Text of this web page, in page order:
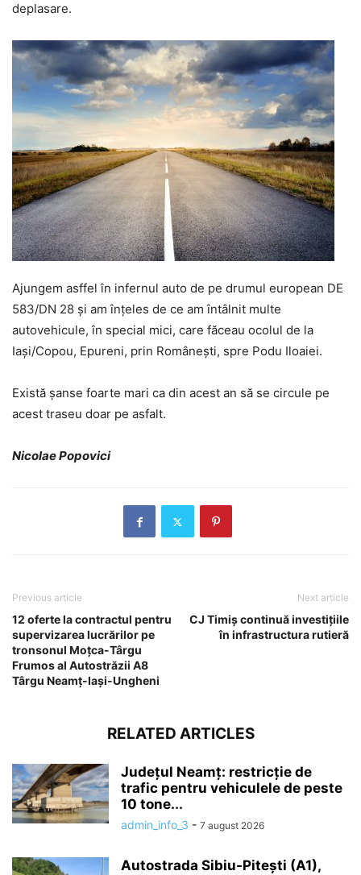
deplasare.
Ajungem asffel în infernul auto de pe drumul european DE
583/DN 28 și am înțeles de ce am întâlnit multe
autovehicule, în special mici, care făceau ocolul de la
Iași/Copou, Epureni, prin Românești, spre Podu Iloaiei.
Există șanse foarte mari ca din acest an să se circule pe
acest traseu doar pe asfalt.
Nicolae Popovici
Previous article
12 oferte la contractul pentru
supervizarea lucrărilor pe
tronsonul Moțca-Târgu
Frumos al Autostrăzii A8
Târgu Neamț-Iași-Ungheni
Next article
CJ Timiș continuă investițiile
în infrastructura rutieră
RELATED ARTICLES
Județul Neamț: restricție de
trafic pentru vehiculele de peste
10 tone...
admin_info_3 - 7 august 2026
Autostrada Sibiu-Pitești (A1),